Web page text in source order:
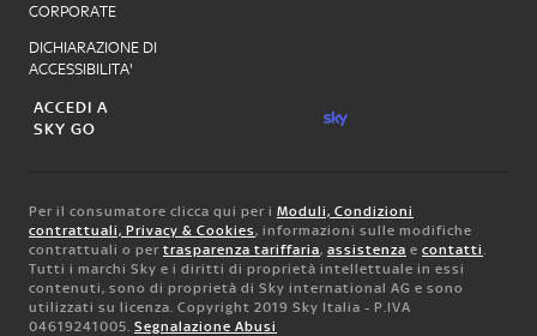
CORPORATE
DICHIARAZIONE DI
ACCESSIBILITA'
ACCEDI A
SKY GO
Per il consumatore clicca qui per i Moduli, Condizioni
contrattuali, Privacy & Cookies, informazioni sulle modifiche
contrattuali o per trasparenza tariffaria, assistenza e contatti.
Tutti i marchi Sky e i diritti di proprietà intellettuale in essi
contenuti, sono di proprietà di Sky international AG e sono
utilizzati su licenza. Copyright 2019 Sky Italia - P.IVA
04619241005. Segnalazione Abusi